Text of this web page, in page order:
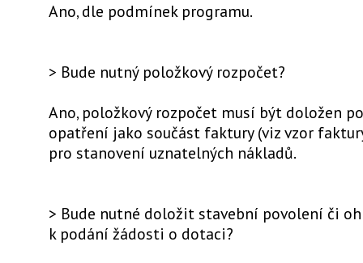
Ano, dle podmínek programu.
> Bude nutný položkový rozpočet?
Ano, položkový rozpočet musí být doložen
opatření jako součást faktury (viz vzor
pro stanovení uznatelných nákladů.
> Bude nutné doložit stavební povolení či
k podání žádosti o dotaci?